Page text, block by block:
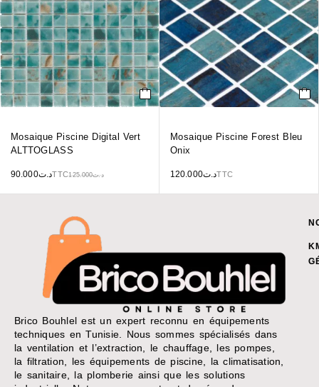
Mosaique Piscine Digital Vert
ALTTOGLASS
د.ت125.000 د.ت90.000 TTC
Mosaique Piscine Forest Bleu
Onix
د.ت120.000 TTC
Brico Bouhlel est un expert reconnu en équipements
techniques en Tunisie. Nous sommes spécialisés dans
la ventilation et l’extraction, le chauffage, les pompes,
la filtration, les équipements de piscine, la climatisation,
le sanitaire, la plomberie ainsi que les solutions